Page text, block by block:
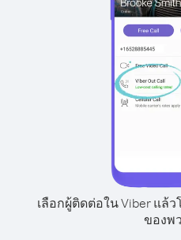
เลือกผู้ติดต่อใน Viber แล้
ของพ